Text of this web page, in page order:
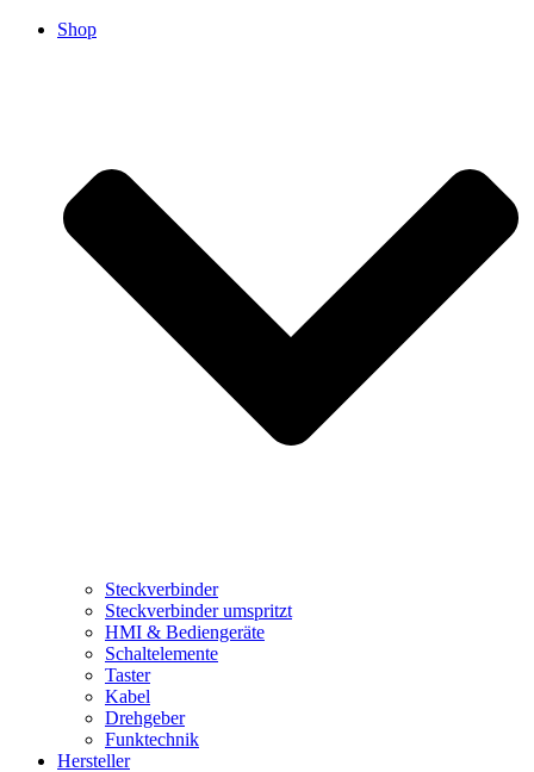
Shop
Steckverbinder
Steckverbinder umspritzt
HMI & Bediengeräte
Schaltelemente
Taster
Kabel
Drehgeber
Funktechnik
Hersteller